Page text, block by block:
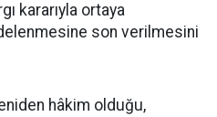
kararıyla ortaya
son verilmesini
hâkim olduğu,